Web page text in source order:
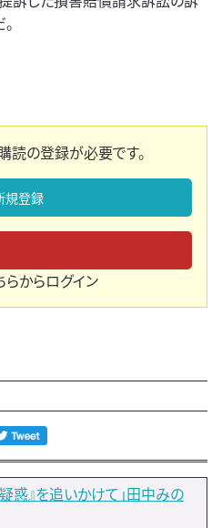
読の登録が必要です。
規登録
らからログイン
惑』を追いかけて」田中みの